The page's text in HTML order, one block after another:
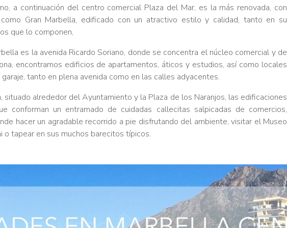
a continuación del centro comercial Plaza del Mar, es la más renovada, con
Gran Marbella, edificado con un atractivo estilo y calidad, tanto en su
que lo componen,
es la avenida Ricardo Soriano, donde se concentra el núcleo comercial y de
encontramos edificios de apartamentos, áticos y estudios, así como locales
tanto en plena avenida como en las calles adyacentes.
situado alrededor del Ayuntamiento y la Plaza de los Naranjos, las edificaciones
conforman un entramado de cuidadas callecitas salpicadas de comercios,
hacer un agradable recorrido a pie disfrutando del ambiente, visitar el Museo
o tapear en sus muchos barecitos típicos.